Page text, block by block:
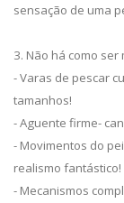
sensação de uma
3. Não há como
- Varas de pescar
tamanhos!
- Aguente firme-
- Movimentos do
realismo fantástico!
- Mecanismos